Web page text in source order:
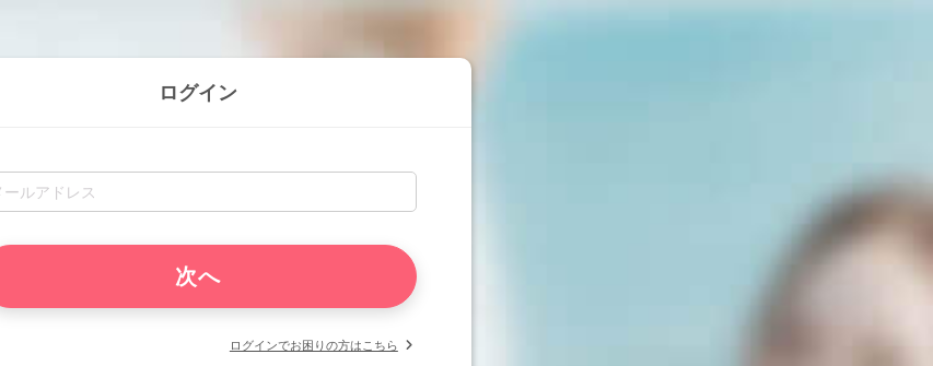
ログイン
ログインでお困りの方はこちら